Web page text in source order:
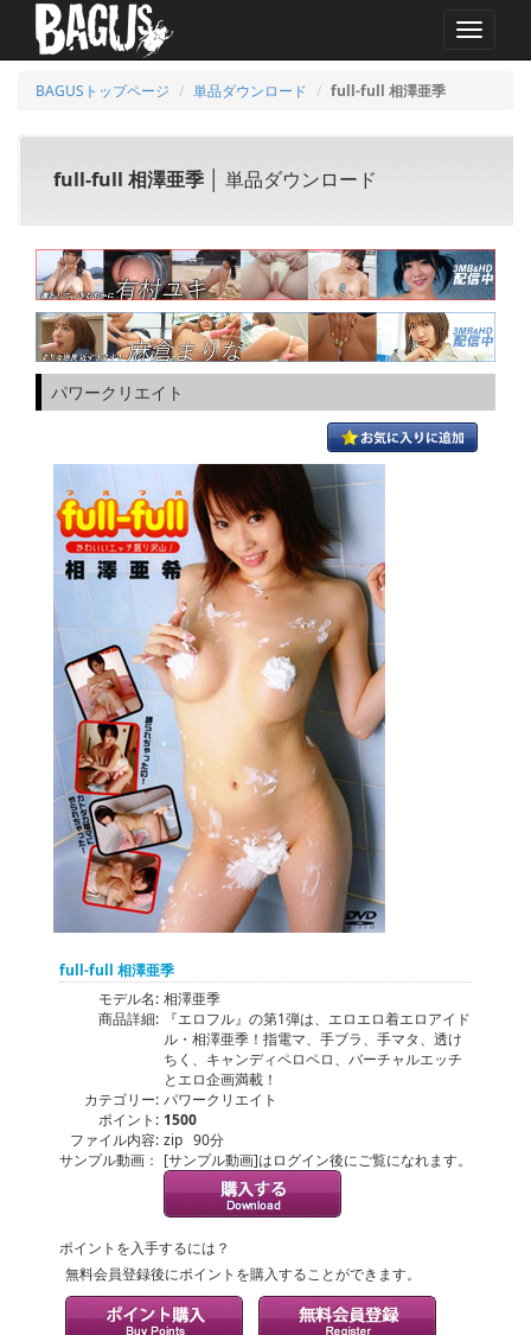
MENU
BAGUSトップページ 単品ダウンロード full-full 相澤亜季
full-full 相澤亜季 │ 単品ダウンロード
パワークリエイト
full-full 相澤亜季
モデル名: 相澤亜季
商品詳細:
『エロフル』の第1弾は、エロエロ着エロアイド
ル・相澤亜季！指電マ、手ブラ、手マタ、透け
ちく、キャンディペロペロ、バーチャルエッチ
とエロ企画満載！
カテゴリー: パワークリエイト
ポイント: 1500
ファイル内容: zip 90分
サンプル動画： [サンプル動画]はログイン後にご覧になれます。
ポイントを入手するには？
無料会員登録後にポイントを購入することができます。